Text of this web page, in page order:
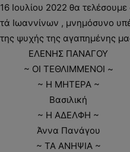
Ιουλίου 2022 θα
Ιωαννίνων , μνημόσυνο
της ψυχής της αγαπημένης
ΕΛΕΝΗΣ ΠΑΝΑΓΟΥ
~ ΟΙ ΤΕΘΛΙΜΜΕΝΟΙ ~
~ Η ΜΗΤΕΡΑ ~
Βασιλική
~ Η ΑΔΕΛΦΗ ~
Άννα Πανάγου
~ ΤΑ ΑΝΗΨΙΑ ~